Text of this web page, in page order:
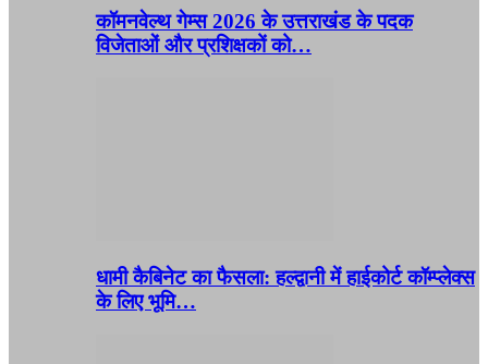
कॉमनवेल्थ गेम्स 2026 के उत्तराखंड के पदक
विजेताओं और प्रशिक्षकों को…
धामी कैबिनेट का फैसला: हल्द्वानी में हाईकोर्ट कॉम्प्लेक्स
के लिए भूमि…